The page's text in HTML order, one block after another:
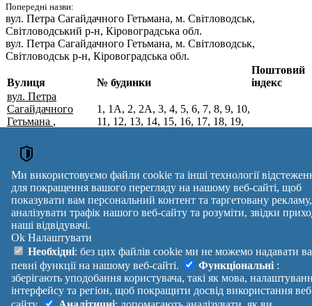
Попередні назви:
вул. Петра Сагайдачного Гетьмана, м. Світловодськ,
Світловодський р-н, Кіровоградська обл.
вул. Петра Сагайдачного Гетьмана, м. Світловодськ,
Світловодськ р-н, Кіровоградська обл.
Поштові індекси України. Оновлено : 07-08-2026.
Вулиця № будинки
Поштовий
індекс
вул. Петра
Сагайдачного
Гетьмана ,
Олександрійський
р-н,
Кіровоградська
обл.
1, 1А, 2, 2А, 3, 4, 5, 6, 7, 8, 9, 10,
11, 12, 13, 14, 15, 16, 17, 18, 19,
47, 48, 49, 50, 51, 52, 53, 55
Вулиця № будинків
Індекс
reklama
Правила
Допомога
Платні
послуги
Політика
конфіденційності
Маніфест
Про проект
Зворотній
зв'язок
Україна
Увійти|
Вихід
Ми використовуємо файли cookie та інші технології
для покращення вашого перегляду на нашому веб-сайті, щоб
показувати вам персональний контент та таргетовану рекламу,
аналізувати трафік нашого веб-сайту та розуміти, звідки
наші відвідувачі.
Ok Налаштувати
Необхідні: без цих файлів cookie ми не можемо надавати
певні функції на нашому веб-сайті.
Функціональні :
зберігають уподобання користувача, такі як мова,
інтерфейсу та регіон, щоб покращити досвід використання